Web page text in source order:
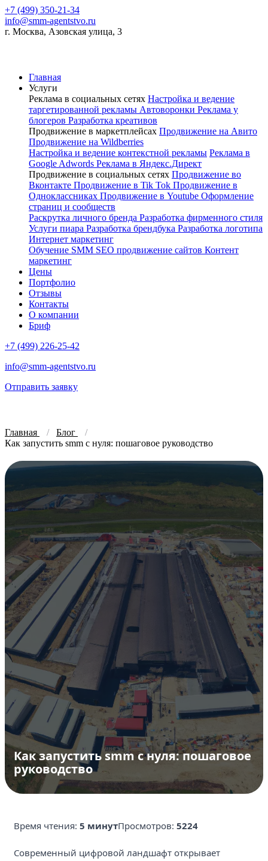
+7 (499) 350-21-34
info@smm-agentstvo.ru
г. Москва, Азовская улица, 3
Главная
Услуги
Реклама в социальных сетях Настройка и ведение
таргетированной рекламы Автоворонки Реклама у
блогеров Разработка креативов
Продвижение в маркетплейсах Продвижение на Авито
Продвижение на Wildberries
Настройка и ведение контекстной рекламы Реклама в
Google Adwords Реклама в Яндекс.Директ
Продвижение в социальных сетях Продвижение во
Вконтакте Продвижение в Tik Tok Продвижение в
Одноклассниках Продвижение в Youtube Оформление
страниц и сообществ
Раскрутка личного бренда Разработка фирменного стиля
Услуги пиара Разработка брендбука Разработка логотипа
Интернет маркетинг
Обучение SMM SEO продвижение сайтов Контент
маркетинг
Цены
Портфолио
Отзывы
Контакты
О компании
Бриф
+7 (499) 226-25-42
info@smm-agentstvo.ru
Отправить заявку
Главная
Блог
Как запустить smm с нуля: пошаговое руководство
Как запустить smm с нуля: пошаговое
руководство
Время чтения: 5 минутПросмотров: 5224
Современный цифровой ландшафт открывает